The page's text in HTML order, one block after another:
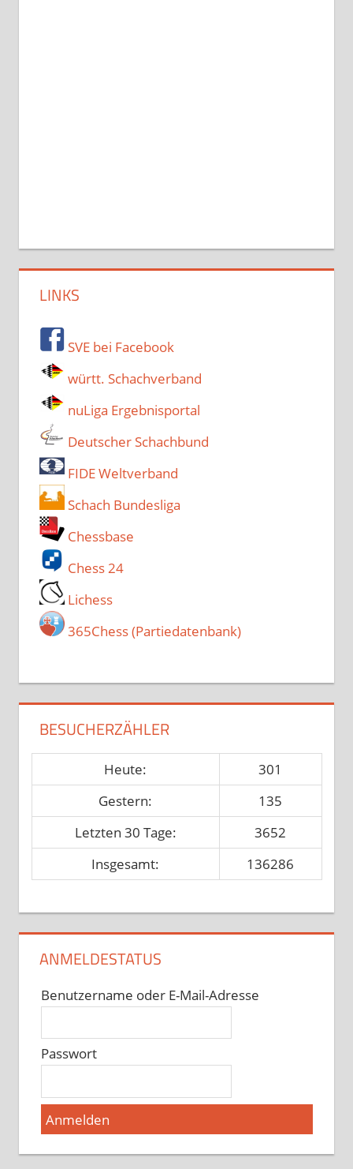
LINKS
SVE bei Facebook
württ. Schachverband
nuLiga Ergebnisportal
Deutscher Schachbund
FIDE Weltverband
Schach Bundesliga
Chessbase
Chess 24
Lichess
365Chess (Partiedatenbank)
BESUCHERZÄHLER
Heute:
301
Gestern:
135
Letzten 30 Tage:
3652
Insgesamt:
136286
ANMELDESTATUS
Benutzername oder E-Mail-Adresse
Passwort